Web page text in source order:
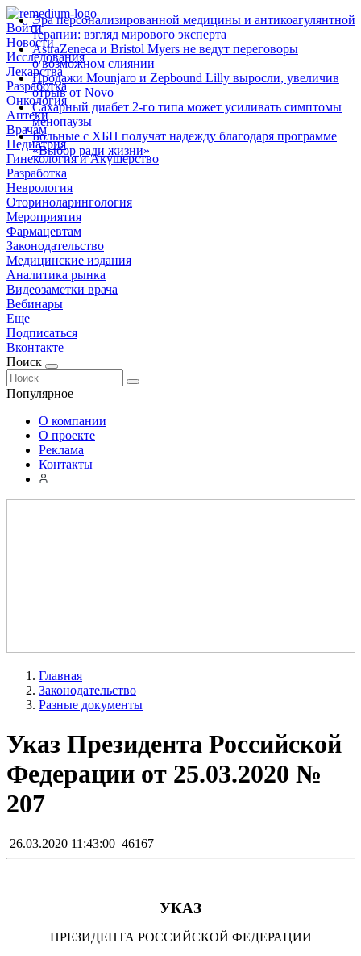
Войти
Новости
Исследования
Лекарства
Разработка
Онкология
Аптеки
Врачам
Педиатрия
Гинекология и Акушерство
Разработка
Неврология
Оториноларингология
Мероприятия
Фармацевтам
Законодательство
Медицинские издания
Аналитика рынка
Видеозаметки врача
Вебинары
Еще
Подписаться
Вконтакте
Поиск
Популярное
Эра персонализированной медицины и антикоагулянтной
терапии: взгляд мирового эксперта
AstraZeneca и Bristol Myers не ведут переговоры
о возможном слиянии
Продажи Mounjaro и Zepbound Lilly выросли, увеличив
отрыв от Novo
Сахарный диабет 2‑го типа может усиливать симптомы
менопаузы
Больные с ХБП получат надежду благодаря программе
«Выбор ради жизни»
О компании
О проекте
Реклама
Контакты
Главная
Законодательство
Разные документы
Указ Президента Российской
Федерации от 25.03.2020 №
207
26.03.2020 11:43:00 46167
УКАЗ
ПРЕЗИДЕНТА РОССИЙСКОЙ ФЕДЕРАЦИИ